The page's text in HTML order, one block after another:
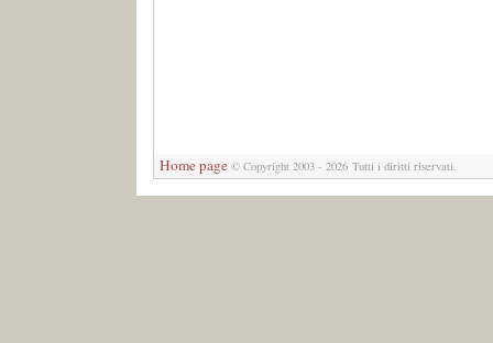
Home page © Copyright 2003 - 2026 Tutti i diritti riservati.